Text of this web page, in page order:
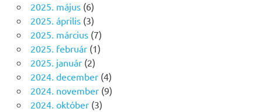
2025. május(6)
2025. április(3)
2025. március(7)
2025. február(1)
2025. január(2)
2024. december(4)
2024. november(9)
2024. október(3)